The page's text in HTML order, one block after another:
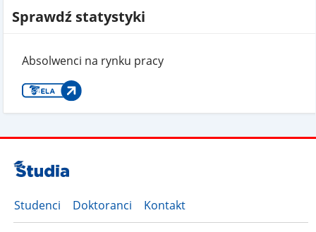
Sprawdź statystyki
Absolwenci na rynku pracy
Studenci Doktoranci Kontakt